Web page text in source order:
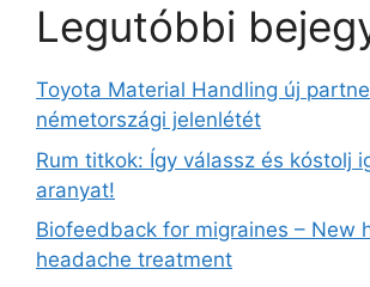
Legutóbbi
Toyota Material Handling új
németországi jelenlétét
Rum titkok: Így válassz és kóstolj
aranyat!
Biofeedback for migraines – New
headache treatment